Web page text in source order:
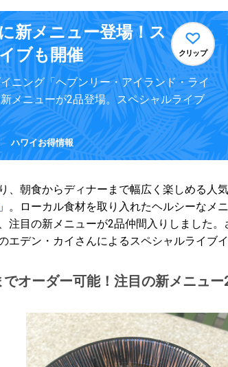
新メニュー登場！ス
ブも開催
クリップ
ニング「ヘブンリー・アイランド・ライ
メニューが2品登場。スペシャルライブ
ハワイお得情報
、朝食からディナーまで幅広く楽しめる人
。ローカル食材を取り入れたヘルシーなメ
注目の新メニューが2品仲間入りしました
エデン・カイさんによるスペシャルライブ
でオーダー可能！注目の新メニュー